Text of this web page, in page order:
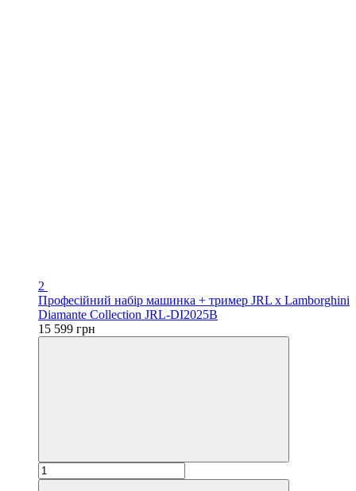
2
Професійний набір машинка + тример JRL x Lamborghini
Diamante Collection JRL-DI2025B
15 599 грн